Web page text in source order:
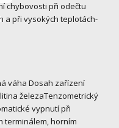
chybovosti při odečtu
a při vysokých teplotách-
váha Dosah zařízení
železaTenzometrický
vypnutí při
terminálem, horním